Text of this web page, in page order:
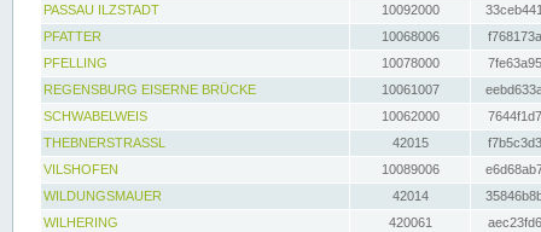
PASSAU ILZSTADT
10092000
PFATTER
10068006
PFELLING
10078000
REGENSBURG EISERNE BRÜCKE
10061007
SCHWABELWEIS
10062000
THEBNERSTRASSL
42015
VILSHOFEN
10089006
WILDUNGSMAUER
42014
WILHERING
420061